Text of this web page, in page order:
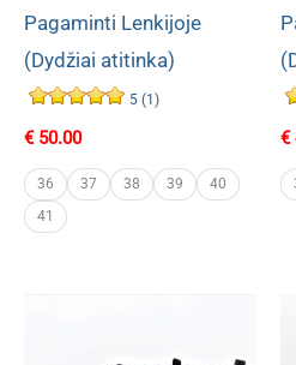
Pagaminti Lenkijoje
(Dydžiai atitinka)
5 (1)
€50.00
36 37 38 39
40
41
€